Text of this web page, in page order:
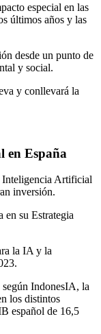
especial en las
últimos años y las
desde un punto de
y social.
y conllevará la
en España
Inteligencia Artificial
inversión.
en su Estrategia
la IA y la
según IndonesIA, la
los distintos
español de 16,5